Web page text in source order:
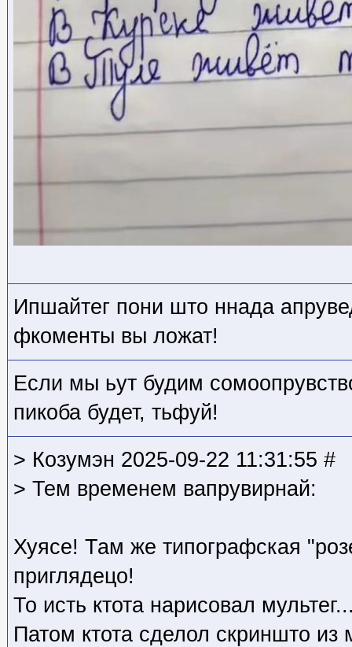
Ипшайтег пони што ннада
фкоменты вы ложат!
Если мы ьут будим
пикоба будет, тьфуй!
> Козумэн 2025-09-22 11:31:55 #
> Тем временем вапрувирнай:
Хуясе! Там же типографская
приглядецо!
То исть ктота нарисовал
Патом ктота сделол скриншто из